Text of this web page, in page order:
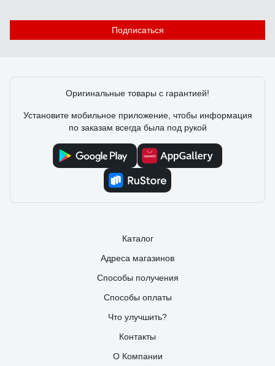
Подписаться
Оригинальные товары с гарантией!
Установите мобильное приложение, чтобы информация
по заказам всегда была под рукой
Каталог
Адреса магазинов
Способы получения
Способы оплаты
Что улучшить?
Контакты
О Компании